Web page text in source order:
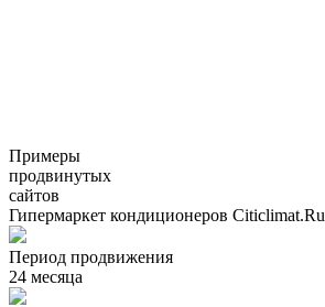
Примеры
продвинутых
сайтов
Гипермаркет кондиционеров Citiclimat.Ru
Период продвижения
24 месяца